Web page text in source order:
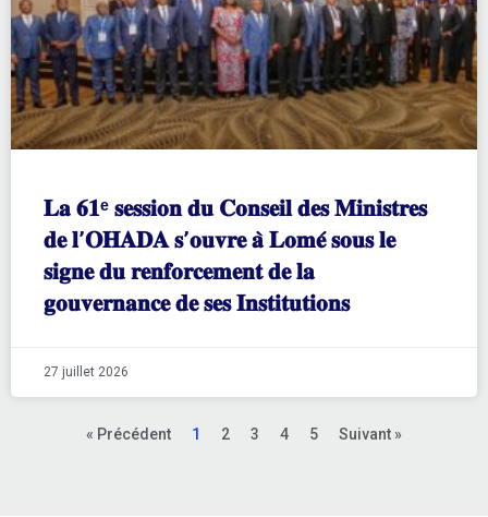
𝐋𝐚 𝟔𝟏ᵉ 𝐬𝐞𝐬𝐬𝐢𝐨𝐧 𝐝𝐮 𝐂𝐨𝐧𝐬𝐞𝐢𝐥 𝐝𝐞𝐬 𝐌𝐢𝐧𝐢𝐬𝐭𝐫𝐞𝐬
𝐝𝐞 𝐥’𝐎𝐇𝐀𝐃𝐀 𝐬’𝐨𝐮𝐯𝐫𝐞 𝐚̀ 𝐋𝐨𝐦𝐞́ 𝐬𝐨𝐮𝐬 𝐥𝐞
𝐬𝐢𝐠𝐧𝐞 𝐝𝐮 𝐫𝐞𝐧𝐟𝐨𝐫𝐜𝐞𝐦𝐞𝐧𝐭 𝐝𝐞 𝐥𝐚
𝐠𝐨𝐮𝐯𝐞𝐫𝐧𝐚𝐧𝐜𝐞 𝐝𝐞 𝐬𝐞𝐬 𝐈𝐧𝐬𝐭𝐢𝐭𝐮𝐭𝐢𝐨𝐧𝐬
27 juillet 2026
« Précédent 1 2 3 4 5 Suivant »